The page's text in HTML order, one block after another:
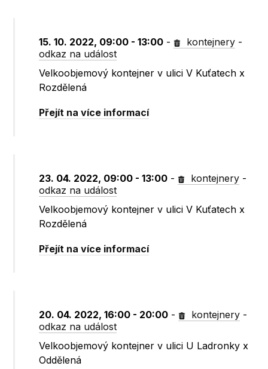
15. 10. 2022, 09:00 - 13:00 - kontejnery -
odkaz na událost
Velkoobjemový kontejner v ulici V Kuťatech x
Rozdělená
Přejít na více informací
23. 04. 2022, 09:00 - 13:00 - kontejnery -
odkaz na událost
Velkoobjemový kontejner v ulici V Kuťatech x
Rozdělená
Přejít na více informací
20. 04. 2022, 16:00 - 20:00 - kontejnery -
odkaz na událost
Velkoobjemový kontejner v ulici U Ladronky x
Oddělená